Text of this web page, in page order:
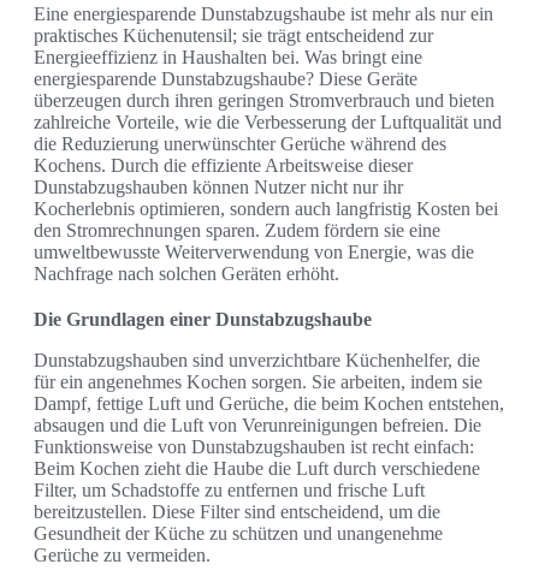
Eine energiesparende Dunstabzugshaube ist mehr als nur ein
praktisches Küchenutensil; sie trägt entscheidend zur
Energieeffizienz in Haushalten bei. Was bringt eine
energiesparende Dunstabzugshaube? Diese Geräte
überzeugen durch ihren geringen Stromverbrauch und bieten
zahlreiche Vorteile, wie die Verbesserung der Luftqualität und
die Reduzierung unerwünschter Gerüche während des
Kochens. Durch die effiziente Arbeitsweise dieser
Dunstabzugshauben können Nutzer nicht nur ihr
Kocherlebnis optimieren, sondern auch langfristig Kosten bei
den Stromrechnungen sparen. Zudem fördern sie eine
umweltbewusste Weiterverwendung von Energie, was die
Nachfrage nach solchen Geräten erhöht.
Die Grundlagen einer Dunstabzugshaube
Dunstabzugshauben sind unverzichtbare Küchenhelfer, die
für ein angenehmes Kochen sorgen. Sie arbeiten, indem sie
Dampf, fettige Luft und Gerüche, die beim Kochen entstehen,
absaugen und die Luft von Verunreinigungen befreien. Die
Funktionsweise von Dunstabzugshauben ist recht einfach:
Beim Kochen zieht die Haube die Luft durch verschiedene
Filter, um Schadstoffe zu entfernen und frische Luft
bereitzustellen. Diese Filter sind entscheidend, um die
Gesundheit der Küche zu schützen und unangenehme
Gerüche zu vermeiden.